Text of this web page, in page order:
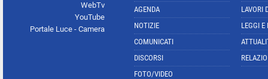
WebTv
YouTube
Portale Luce - Camera
AGENDA
NOTIZIE
COMUNICATI
DISCORSI
FOTO/VIDEO
LAVORI
LEGGI E